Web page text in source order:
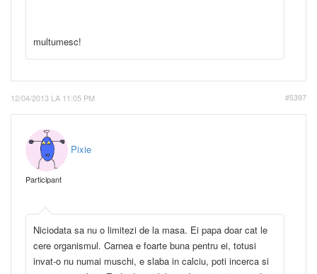
multumesc!
12/04/2013 LA 11:05 PM #5397
Pixie
Participant
Niciodata sa nu o limitezi de la masa. Ei papa doar cat le
cere organismul. Carnea e foarte buna pentru ei, totusi
invat-o nu numai muschi, e slaba in calciu, poti incerca si